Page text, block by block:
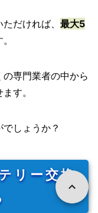
だければ、 最大5
の専門業者の中から
す。
しょうか？
リー交換